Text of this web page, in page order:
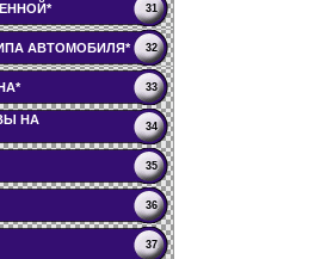
31
АВТОМОБИЛЯ* 32
33
НА
34
35
36
37